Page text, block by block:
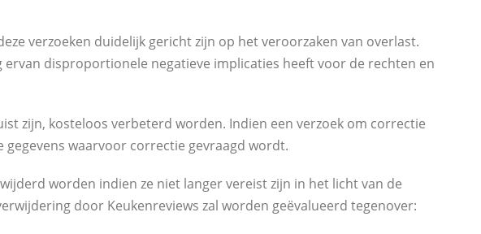
verzoeken duidelijk gericht zijn op het veroorzaken van overlast.
disproportionele negatieve implicaties heeft voor de rechten en
zijn, kosteloos verbeterd worden. Indien een verzoek om correctie
waarvoor correctie gevraagd wordt.
worden indien ze niet langer vereist zijn in het licht van de
door Keukenreviews zal worden geëvalueerd tegenover: